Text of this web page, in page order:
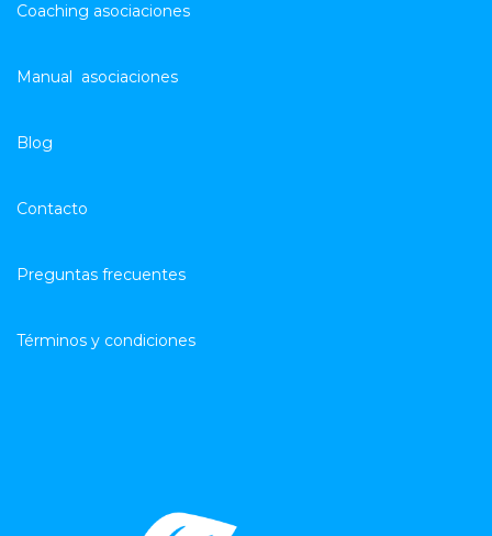
Coaching asociaciones
Manual asociaciones
Blog
Contacto
Preguntas frecuentes
Términos y condiciones